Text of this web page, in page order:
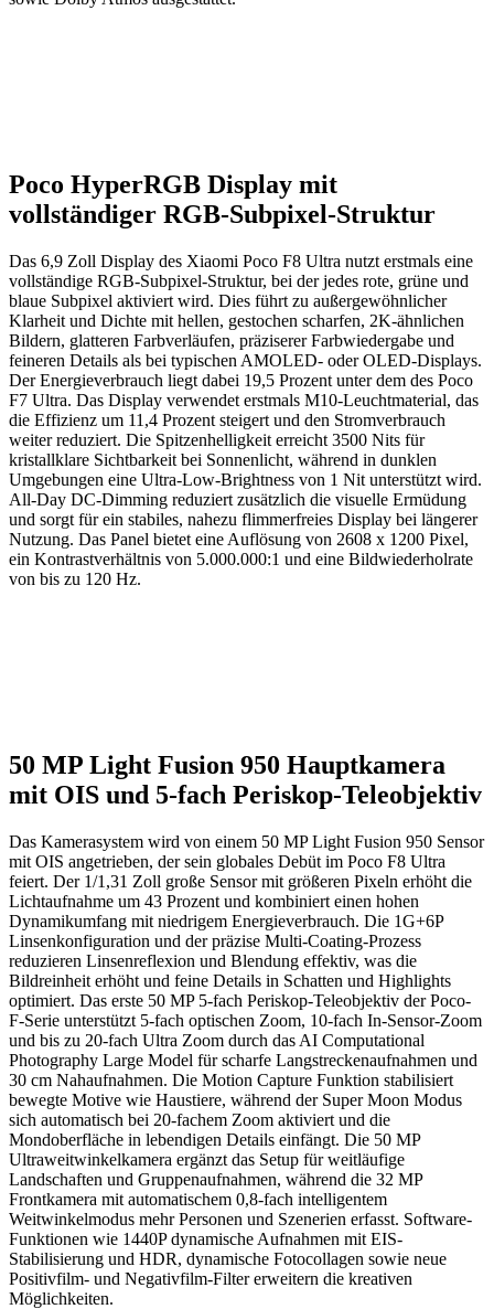
Poco HyperRGB Display mit
vollständiger RGB-Subpixel-Struktur
Das 6,9 Zoll Display des Xiaomi Poco F8 Ultra nutzt erstmals eine
vollständige RGB-Subpixel-Struktur, bei der jedes rote, grüne und
blaue Subpixel aktiviert wird. Dies führt zu außergewöhnlicher
Klarheit und Dichte mit hellen, gestochen scharfen, 2K-ähnlichen
Bildern, glatteren Farbverläufen, präziserer Farbwiedergabe und
feineren Details als bei typischen AMOLED- oder OLED-Displays.
Der Energieverbrauch liegt dabei 19,5 Prozent unter dem des Poco
F7 Ultra. Das Display verwendet erstmals M10-Leuchtmaterial, das
die Effizienz um 11,4 Prozent steigert und den Stromverbrauch
weiter reduziert. Die Spitzenhelligkeit erreicht 3500 Nits für
kristallklare Sichtbarkeit bei Sonnenlicht, während in dunklen
Umgebungen eine Ultra-Low-Brightness von 1 Nit unterstützt wird.
All-Day DC-Dimming reduziert zusätzlich die visuelle Ermüdung
und sorgt für ein stabiles, nahezu flimmerfreies Display bei längerer
Nutzung. Das Panel bietet eine Auflösung von 2608 x 1200 Pixel,
ein Kontrastverhältnis von 5.000.000:1 und eine Bildwiederholrate
von bis zu 120 Hz.
50 MP Light Fusion 950 Hauptkamera
mit OIS und 5-fach Periskop-Teleobjektiv
Das Kamerasystem wird von einem 50 MP Light Fusion 950 Sensor
mit OIS angetrieben, der sein globales Debüt im Poco F8 Ultra
feiert. Der 1/1,31 Zoll große Sensor mit größeren Pixeln erhöht die
Lichtaufnahme um 43 Prozent und kombiniert einen hohen
Dynamikumfang mit niedrigem Energieverbrauch. Die 1G+6P
Linsenkonfiguration und der präzise Multi-Coating-Prozess
reduzieren Linsenreflexion und Blendung effektiv, was die
Bildreinheit erhöht und feine Details in Schatten und Highlights
optimiert. Das erste 50 MP 5-fach Periskop-Teleobjektiv der Poco-
F-Serie unterstützt 5-fach optischen Zoom, 10-fach In-Sensor-Zoom
und bis zu 20-fach Ultra Zoom durch das AI Computational
Photography Large Model für scharfe Langstreckenaufnahmen und
30 cm Nahaufnahmen. Die Motion Capture Funktion stabilisiert
bewegte Motive wie Haustiere, während der Super Moon Modus
sich automatisch bei 20-fachem Zoom aktiviert und die
Mondoberfläche in lebendigen Details einfängt. Die 50 MP
Ultraweitwinkelkamera ergänzt das Setup für weitläufige
Landschaften und Gruppenaufnahmen, während die 32 MP
Frontkamera mit automatischem 0,8-fach intelligentem
Weitwinkelmodus mehr Personen und Szenerien erfasst. Software-
Funktionen wie 1440P dynamische Aufnahmen mit EIS-
Stabilisierung und HDR, dynamische Fotocollagen sowie neue
Positivfilm- und Negativfilm-Filter erweitern die kreativen
Möglichkeiten.